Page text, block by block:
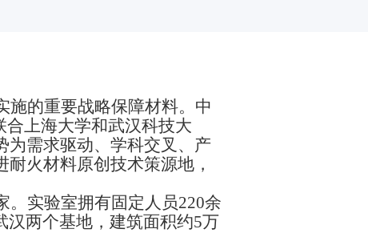
施的重要战略保障材料。中
合上海大学和武汉科技大
为需求驱动、学科交叉、产
火材料原创技术策源地，
。实验室拥有固定人员220余
汉两个基地，建筑面积约5万